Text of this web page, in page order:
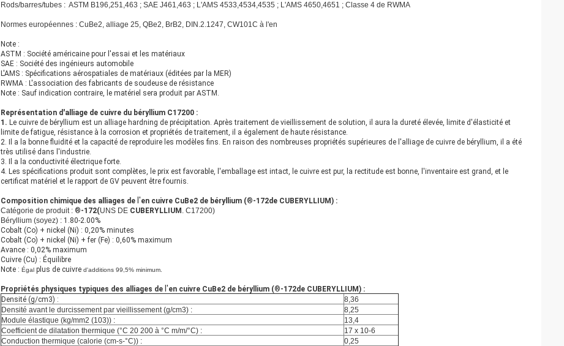
Rods/barres/tubes : ASTM B196,251,463 ; SAE J461,463 ; L'AMS 4533,4534,4535 ; L'AMS 4650,4651 ; Classe 4 de RWMA
Normes européennes : CuBe2, alliage 25, QBe2, BrB2, DIN.2.1247, CW101C à l'en
Note :
ASTM : Société américaine pour l'essai et les matériaux
SAE : Société des ingénieurs automobile
L'AMS : Spécifications aérospatiales de matériaux (éditées par la MER)
RWMA : L'association des fabricants de soudeuse de résistance
Note : Sauf indication contraire, le matériel sera produit par ASTM.
Représentation d'alliage de cuivre du béryllium C17200 :
1. Le cuivre de béryllium est un alliage hardning de précipitation. Après traitement de vieillissement de solution, il aura la dureté élevée, limite d'élasticité et
limite de fatigue, résistance à la corrosion et propriétés de traitement, il a également de haute résistance.
2. Il a la bonne fluidité et la capacité de reproduire les modèles fins. En raison des nombreuses propriétés supérieures de l'alliage de cuivre de béryllium, il a été
très utilisé dans l'industrie.
3. Il a la conductivité électrique forte.
4. Les spécifications produit sont complètes, le prix est favorable, l'emballage est intact, le cuivre est pur, la rectitude est bonne, l'inventaire est grand, et le
certificat matériel et le rapport de GV peuvent être fournis.
Composition chimique des alliages de l'en cuivre CuBe2 de béryllium (®-172de CUBERYLLIUM) :
Catégorie de produit : ®-172(UNS DE CUBERYLLIUM . C17200)
Béryllium (soyez) : 1.80-2.00%
Cobalt (Co) + nickel (Ni) : 0,20% minutes
Cobalt (Co) + nickel (Ni) + fer (Fe) : 0,60% maximum
Avance : 0,02% maximum
Cuivre (Cu) : Équilibre
Note : Égal plus de cuivre d'additions 99,5% minimum.
Propriétés physiques typiques des alliages de l'en cuivre CuBe2 de béryllium (®-172de CUBERYLLIUM) :
Densité (g/cm3) :
8,36
Densité avant le durcissement par vieillissement (g/cm3) :
8,25
Module élastique (kg/mm2 (103)) :
13,4
Coefficient de dilatation thermique (°C 20 200 à °C m/m/°C) :
17 x 10-6
Conduction thermique (calorie (cm-s-°C)) :
0,25